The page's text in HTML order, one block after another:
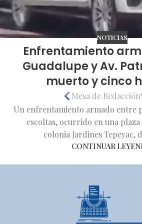
NOTICIAS
Enfrentamiento
Guadalupe y Av.
muerto y cinco
Mesa de Redacción
Un enfrentamiento armado entre
escoltas, ocurrido en una
colonia Jardines Tepeyac,
CONTINUAR